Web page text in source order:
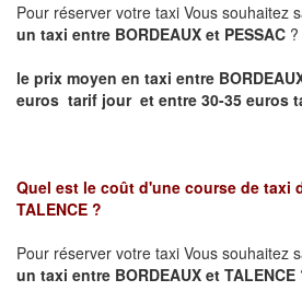
Pour réserver votre taxi Vous souhaitez
un taxi entre BORDEAUX et PESSAC ?
le prix moyen en taxi entre
euros tarif jour et entre 30-35 euros
Quel est le coût d'une course de taxi
TALENCE ?
Pour réserver votre taxi Vous souhaitez
un taxi entre BORDEAUX et TALENCE